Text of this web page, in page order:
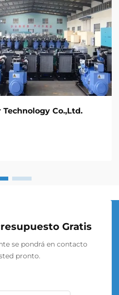
Co.,Ltd.
Gratis
se pondrá en contacto
pronto.